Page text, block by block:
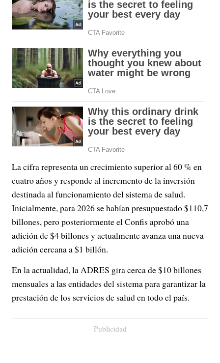
La cifra representa un crecimiento superior al 60 % en
cuatro años y responde al incremento de la inversión
destinada al funcionamiento del sistema de salud.
Inicialmente, para 2026 se habían presupuestado $110,7
billones, pero posteriormente el Confis aprobó una
adición de $4 billones y actualmente avanza una nueva
adición cercana a $1 billón.
En la actualidad, la ADRES gira cerca de $10 billones
mensuales a las entidades del sistema para garantizar la
prestación de los servicios de salud en todo el país.
Publicidad